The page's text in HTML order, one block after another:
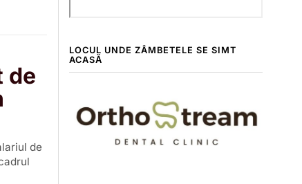
de
de
LOCUL UNDE ZÂMBETELE SE SIMT
ACASĂ